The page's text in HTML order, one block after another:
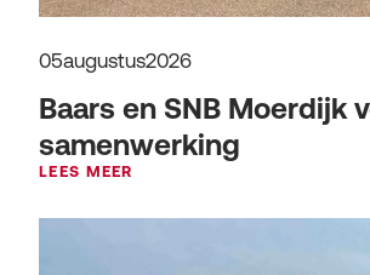
05augustus2026
Baars en SNB Moerdijk
samenwerking
LEES MEER